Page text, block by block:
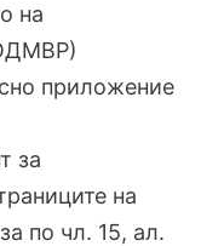
на
приложение
за
на
по чл. 15, ал.